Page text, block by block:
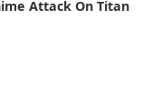
Attack On Titan